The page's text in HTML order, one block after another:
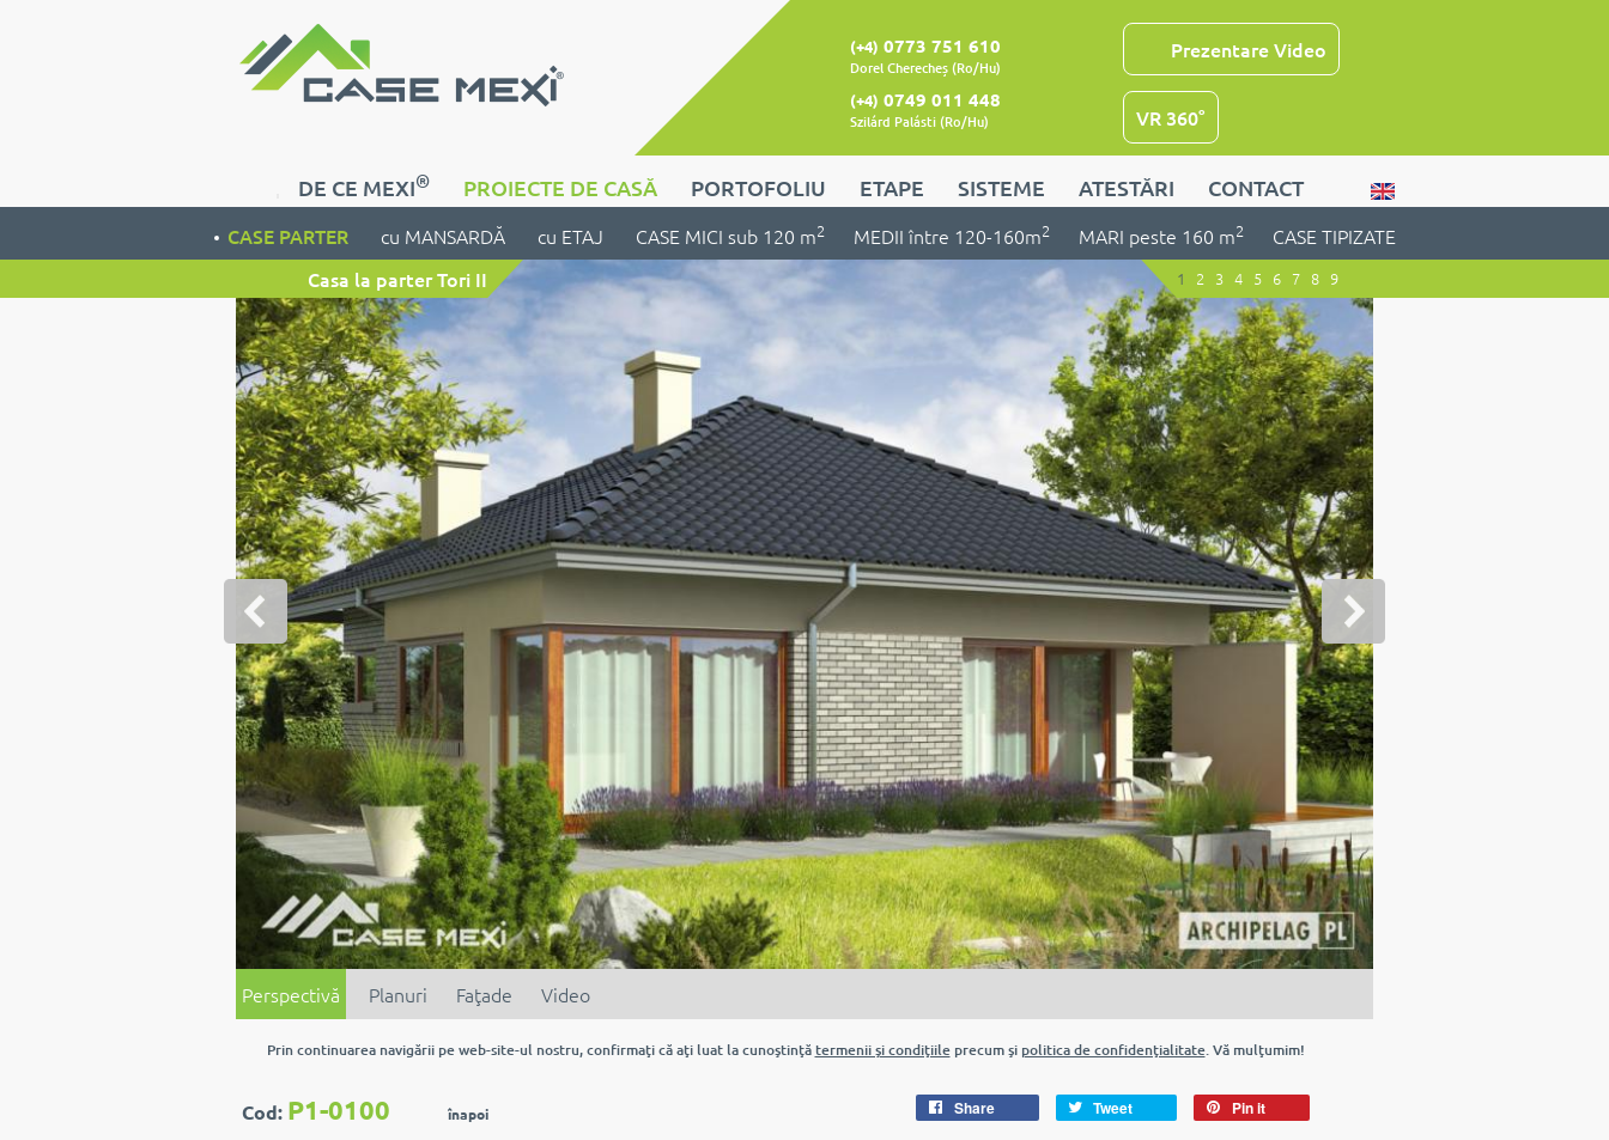
(+4) 0773 751 610
Dorel Cherecheș (Ro/Hu)
(+4) 0749 011 448
Szilárd Palásti (Ro/Hu)
Prezentare Video
VR 360°
DE CE MEXI® PROIECTE DE CASĂ PORTOFOLIU ETAPE SISTEME ATESTĂRI CONTACT
CASE PARTER cu MANSARDĂ cu ETAJ CASE MICI sub 120 m2 MEDII între 120-160m2 MARI peste 160 m2
CASE TIPIZATE
Casa la parter Tori II
1 2 3 4 5 6 7 8 9
Perspectivă Planuri Faţade Video
Prin continuarea navigării pe web-site-ul nostru, confirmaţi că aţi luat la cunoştinţătermenii şi condiţiileprecum şi politica de confidenţialitate. Vă mulţumim!
Cod: P1-0100 înapoi Share Tweet Pin it